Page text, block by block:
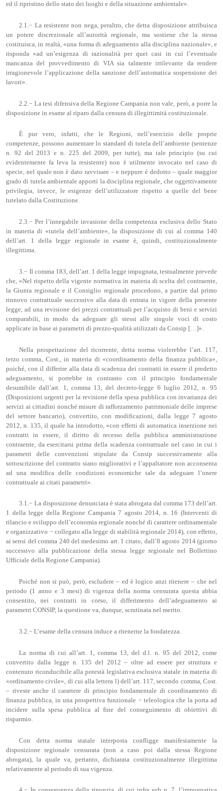
ed il ripristino dello stato dei luoghi e della situazione ambientale».
2.1.− La resistente non nega, peraltro, che detta disposizione attribuisca
un potere discrezionale all’autorità regionale, ma sostiene che la stessa
costituisca, in realtà, «una forma di adeguamento alla disciplina nazionale», e
risponda «ad un’esigenza di razionalità per quei casi in cui l’eventuale
mancanza del provvedimento di VIA sia talmente irrilevante da rendere
irragionevole l’applicazione della sanzione dell’automatica sospensione dei
lavori».
2.2.− La tesi difensiva della Regione Campania non vale, però, a porre la
disposizione in esame al riparo dalla censura di illegittimità costituzionale.
È pur vero, infatti, che le Regioni, nell’esercizio delle proprie
competenze, possono aumentare lo standard di tutela dell’ambiente (sentenze
n. 92 del 2013 e n. 225 del 2009, per tutte), ma tale principio (su cui
evidentemente fa leva la resistente) non è utilmente invocato nel caso di
specie, nel quale non è dato ravvisare – e neppure è dedotto – quale maggior
grado di tutela ambientale apporti la disciplina regionale, che oggettivamente
privilegia, invece, le esigenze dell’utilizzatore rispetto a quelle del bene
tutelato dalla Costituzione.
2.3.− Per l’innegabile invasione della competenza esclusiva dello Stato
in materia di «tutela dell’ambiente», la disposizione di cui al comma 140
dell’art. 1 della legge regionale in esame è, quindi, costituzionalmente
illegittima.
3.− Il comma 183, dell’art. 1 della legge impugnata, testualmente prevede
che, «Nel rispetto della vigente normativa in materia di scelta del contraente,
la Giunta regionale e il Consiglio regionale procedono, a partire dal primo
rinnovo contrattuale successivo alla data di entrata in vigore della presente
legge, ad una revisione dei prezzi contrattuali per l’acquisto di beni e servizi
comparabili, in modo da adeguare gli stessi alle singole voci di costo
applicate in base ai parametri di prezzo-qualità utilizzati da Consip […]».
Nella prospettazione del ricorrente, detta norma violerebbe l’art. 117,
terzo comma, Cost., in materia di «coordinamento della finanza pubblica»,
poiché, con il differire alla data di scadenza dei contratti in essere il predetto
adeguamento, si porrebbe in contrasto con il principio fondamentale
desumibile dall’art. 1, comma 13, del decreto-legge 6 luglio 2012, n. 95
(Disposizioni urgenti per la revisione della spesa pubblica con invarianza dei
servizi ai cittadini nonché misure di rafforzamento patrimoniale delle imprese
del settore bancario), convertito, con modificazioni, dalla legge 7 agosto
2012, n. 135, il quale ha introdotto, «con effetti di automatica inserzione nei
contratti in essere, il diritto di recesso della pubblica amministrazione
contraente, da esercitarsi prima della scadenza contrattuale nel caso in cui i
parametri delle convenzioni stipulate da Consip successivamente alla
sottoscrizione del contratto siano migliorativi e l’appaltatore non acconsenta
ad una modifica delle condizioni economiche tale da adeguare l’onere
contrattuale ai citati parametri».
3.1.− La disposizione denunciata è stata abrogata dal comma 173 dell’art.
1 della legge della Regione Campania 7 agosto 2014, n. 16 (Interventi di
rilancio e sviluppo dell’economia regionale nonché di carattere ordinamentale
e organizzativo − collegato alla legge di stabilità regionale 2014), con effetto,
ai sensi del comma 240 del medesimo art. 1 citato, dall’8 agosto 2014 (giorno
successivo alla pubblicazione della stessa legge regionale nel Bollettino
Ufficiale della Regione Campania).
Poiché non si può, però, escludere – ed è logico anzi ritenere – che nel
periodo (1 anno e 3 mesi) di vigenza della norma censurata questa abbia
consentito, nei contratti in corso, il differimento dell’adeguamento ai
parametri CONSIP, la questione va, dunque, scrutinata nel merito.
3.2.− L’esame della censura induce a ritenerne la fondatezza.
La norma di cui all’art. 1, comma 13, del d.l. n. 95 del 2012, come
convertito dalla legge n. 135 del 2012 – oltre ad essere per struttura e
contenuto riconducibile alla potestà legislativa esclusiva statale in materia di
«ordinamento civile», di cui alla lettera l) dell’art. 117, secondo comma, Cost.
– riveste anche il carattere di principio fondamentale di coordinamento di
finanza pubblica, in una prospettiva funzionale − teleologica che la porta ad
incidere sulla spesa pubblica al fine del conseguimento di obiettivi di
risparmio.
Con detta norma statale interposta confligge manifestamente la
disposizione regionale censurata (non a caso poi dalla stessa Regione
abrogata), la quale va, pertanto, dichiarata costituzionalmente illegittima
relativamente al periodo di sua vigenza.